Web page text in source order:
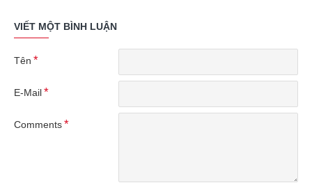
VIẾT MỘT BÌNH LUẬN
Tên
E-Mail
Comments